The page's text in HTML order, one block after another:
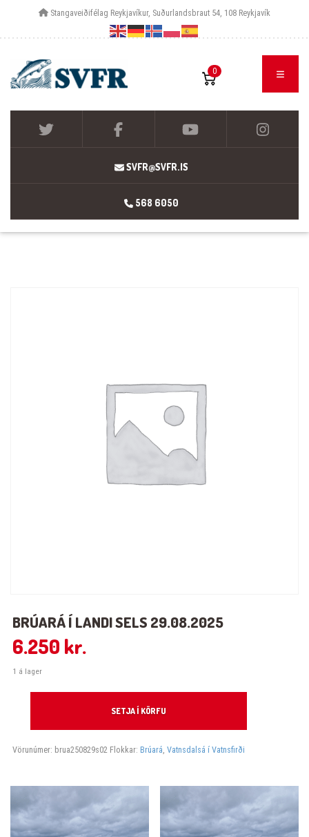
Stangaveiðifélag Reykjavíkur, Suðurlandsbraut 54, 108 Reykjavík
0
SVFR@SVFR.IS
568 6050
BRÚARÁ Í LANDI SELS 29.08.2025
6.250 kr.
1 á lager
SETJA Í KÖRFU
Vörunúmer: brua250829s02 Flokkar: Brúará, Vatnsdalsá í Vatnsfirði